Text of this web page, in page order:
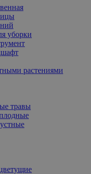
уборки
растениями
травы